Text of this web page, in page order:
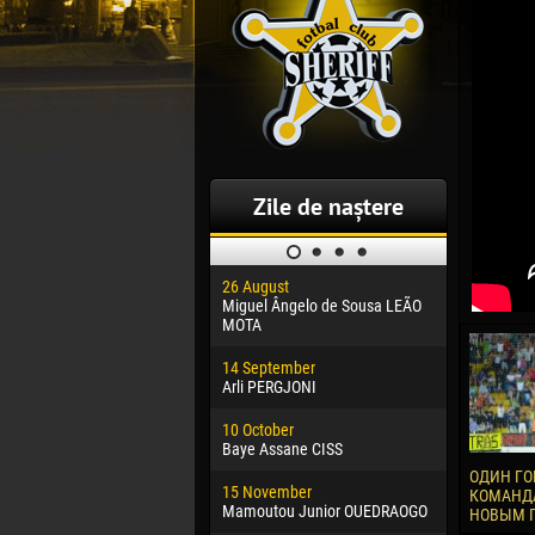
Zile de naștere
26 August
Miguel Ângelo de Sousa LEÃO
MOTA
14 September
Arli PERGJONI
10 October
Baye Assane CISS
15 November
Mamoutou Junior OUEDRAOGO
30 January
Dhoraso
24
Vladislav
02 March
Veaceslav
09 March
Emmanuel
ОДИН
НОВЫМ